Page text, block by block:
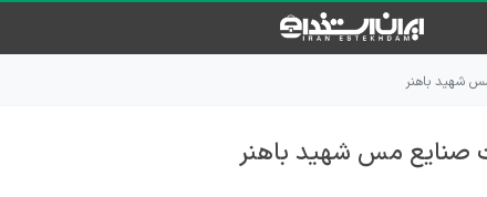
شهید باهنر
صنایع مس شهید باهنر